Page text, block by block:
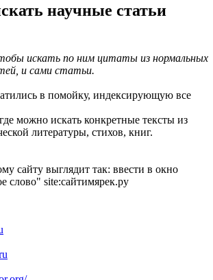
научные статьи
искать по ним цитаты из нормальных
и сами статьи.
в помойку, индексирующую все
можно искать конкретные тексты из
литературы, стихов, книг.
сайту выглядит так: ввести в окно
слово" site:сайтимярек.ру